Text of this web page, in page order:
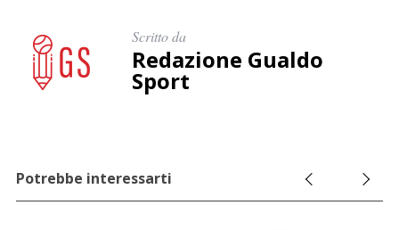
Scritto da
Redazione Gualdo
Sport
Potrebbe interessarti